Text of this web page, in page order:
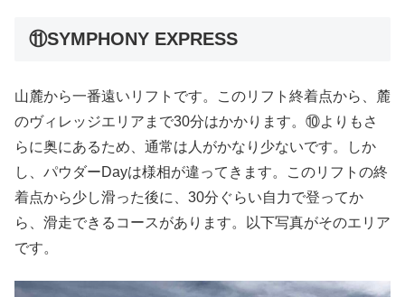
⑪SYMPHONY EXPRESS
山麓から一番遠いリフトです。このリフト終着点から、麓
のヴィレッジエリアまで30分はかかります。⑩よりもさ
らに奥にあるため、通常は人がかなり少ないです。しか
し、パウダーDayは様相が違ってきます。このリフトの終
着点から少し滑った後に、30分ぐらい自力で登ってか
ら、滑走できるコースがあります。以下写真がそのエリア
です。